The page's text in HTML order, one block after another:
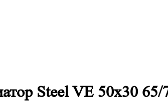
Steel VE 50х30